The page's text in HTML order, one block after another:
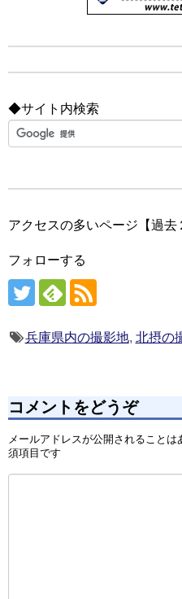
◆サイト内検索
アクセスの多いページ【過去
フォローする
兵庫県内の撮影地, 北摂の
コメントをどうぞ
メールアドレスが公開されることは
須項目です